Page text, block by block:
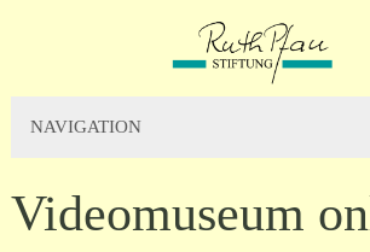
NAVIGATION
Videomuseum